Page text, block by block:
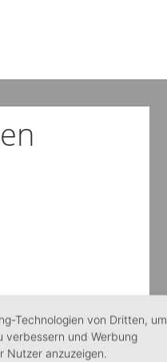
Technologien von Dritten, um
verbessern und Werbung
Nutzer anzuzeigen.